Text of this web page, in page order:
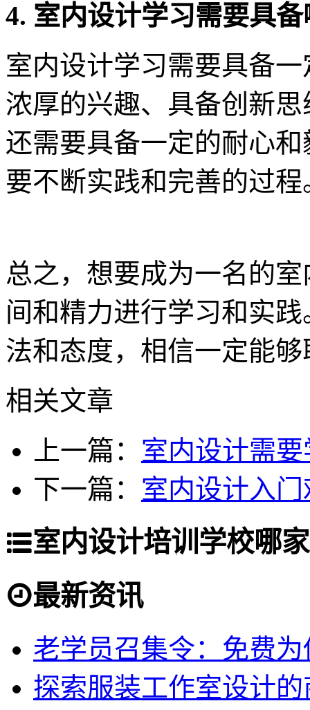
4. 室内设计学习需要具
室内设计学习需要具备
浓厚的兴趣、具备创新
还需要具备一定的耐心
要不断实践和完善的过程
总之，想要成为一名的
间和精力进行学习和实
法和态度，相信一定能
相关文章
上一篇： 室内设计需
下一篇： 室内设计入
室内设计培训学校哪
最新资讯
老学员召集令：免费
探索服装工作室设计